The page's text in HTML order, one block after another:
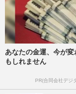
あなたの金運、今が変
もしれません
PR(合同会社デジ